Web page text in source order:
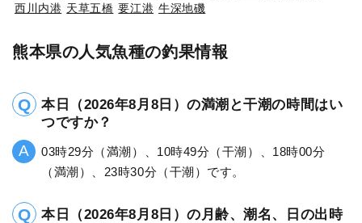
西川内港 天草五橋 要江港 牛深地磯
熊本県の人気魚種の釣果情報
本日（2026年8月8日）の満潮と干潮の時間はい
つですか？
03時29分（満潮）、10時49分（干潮）、18時00分
（満潮）、23時30分（干潮）です。
本日（2026年8月8日）の月齢、潮名、日の出時